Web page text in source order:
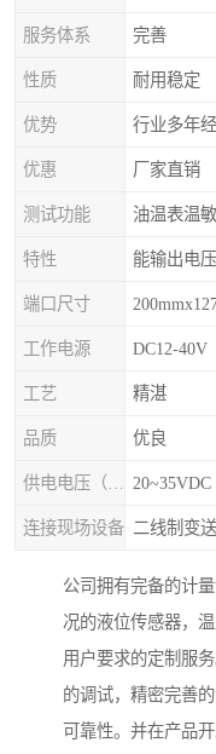
服务体系 完善
性质 耐用稳定
优势 行业多年
优惠 厂家直销
测试功能 油温表温
特性 能输出电
端口尺寸
工作电源 DC12-40V
工艺 精湛
品质 优良
20~35VDC
连接现场设备 二线制变
公司拥有完备的计
况的液位传感器，
用户要求的定制服
的调试，精密完善
可靠性。并在产品